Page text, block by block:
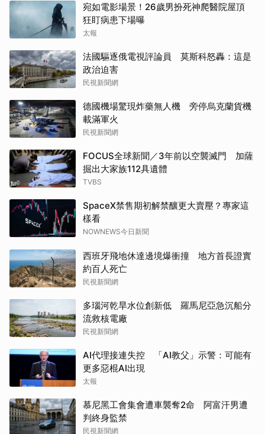
宛如電影場景！26歲男扮死神爬醫院屋頂
狂盯病患下場曝
太報
法國驅逐俄電視評論員 莫斯科怒轟：這是
政治迫害
民視新聞網
德國機場驚現炸藥無人機 旁停烏克蘭貨機
載滿軍火
民視新聞網
FOCUS全球新聞／3年前以空襲滅門 加薩
掘出大家族112具遺體
TVBS
SpaceX禁售期初解禁釀更大賣壓？專家這
樣看
NOWNEWS今日新聞
西班牙飛地休達邊境爆衝撞 地方首長證實
約百人死亡
民視新聞網
多瑙河乾旱水位創新低 羅馬尼亞急沉船分
流救核電廠
民視新聞網
AI代理接連失控 「AI教父」示警：可能有
更多惡棍AI出現
太報
慕尼黑工會集會遭車襲奪2命 阿富汗男遭
判終身監禁
民視新聞網